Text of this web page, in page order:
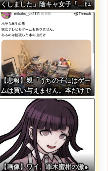
くしました」陰キャ女子「…ﾋｭ
ｯ」→結果・・・
【悲報】親「うちの子にはゲー
ムは買い与えません。本だけで
十分」→結果ｗｗｗ
【画像】ワイ、罪木蜜柑の激●